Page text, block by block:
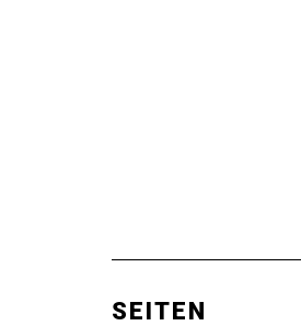
SEITEN